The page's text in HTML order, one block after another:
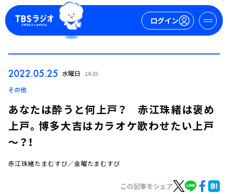
ログイン
2022.05.25 水曜日 14:35
その他
あなたは酔うと何上戸？ 赤江珠緒は褒め
上戸。博多大吉はカラオケ歌わせたい上戸
～？！
赤江珠緒たまむすび／金曜たまむすび
この記事をシェア